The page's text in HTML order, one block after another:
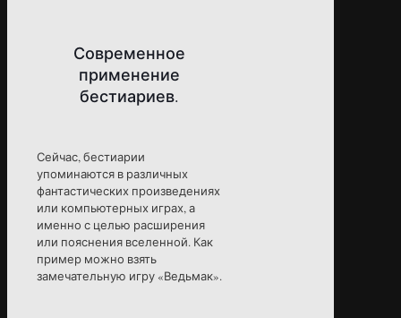
Современное
применение
бестиариев.
Сейчас, бестиарии
упоминаются в различных
фантастических произведениях
или компьютерных играх, а
именно с целью расширения
или пояснения вселенной. Как
пример можно взять
замечательную игру «Ведьмак».